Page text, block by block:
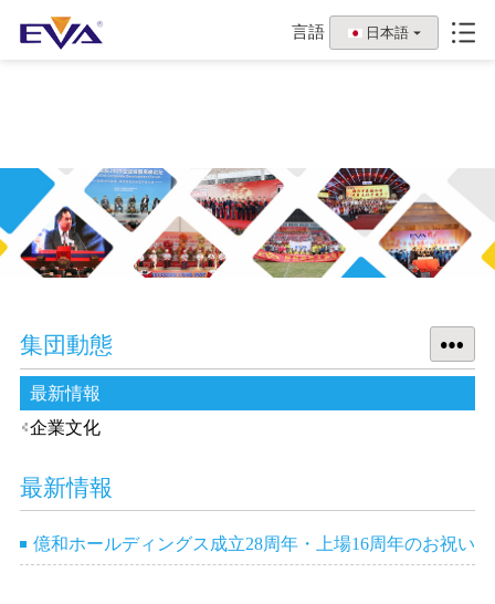
言語 日本語
集団動態
最新情報
企業文化
最新情報
億和ホールディングス成立28周年・上場16周年のお祝い